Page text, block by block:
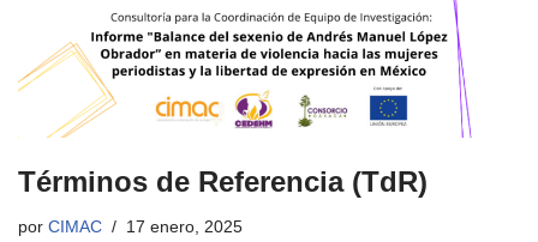
Términos de Referencia (TdR)
por CIMAC 17 enero, 2025